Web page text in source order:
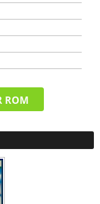
ROM